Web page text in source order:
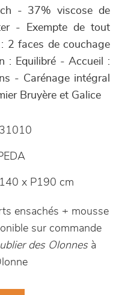
- 37% viscose de
- Exempte de tout
2 faces de couchage
: Equilibré - Accueil :
- Carénage intégral
Bruyère et Galice
31010
x P190 cm
ensachés + mousse
sur commande
des Olonnesà